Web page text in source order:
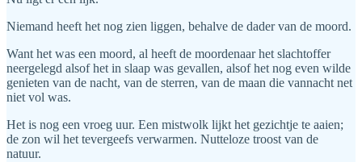
Niemand heeft het nog zien liggen, behalve de dader van de moord.
Want het was een moord, al heeft de moordenaar het slachtoffer
neergelegd alsof het in slaap was gevallen, alsof het nog even wilde
genieten van de nacht, van de sterren, van de maan die vannacht net
niet vol was.
Het is nog een vroeg uur. Een mistwolk lijkt het gezichtje te aaien;
de zon wil het tevergeefs verwarmen. Nutteloze troost van de
natuur.